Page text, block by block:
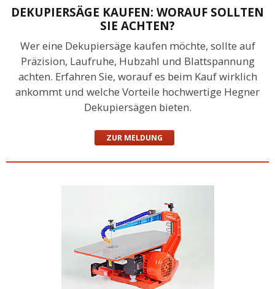
DEKUPIERSÄGE KAUFEN: WORAUF SOLLTEN
SIE ACHTEN?
Wer eine Dekupiersäge kaufen möchte, sollte auf
Präzision, Laufruhe, Hubzahl und Blattspannung
achten. Erfahren Sie, worauf es beim Kauf wirklich
ankommt und welche Vorteile hochwertige Hegner
Dekupiersägen bieten.
ZUR MELDUNG